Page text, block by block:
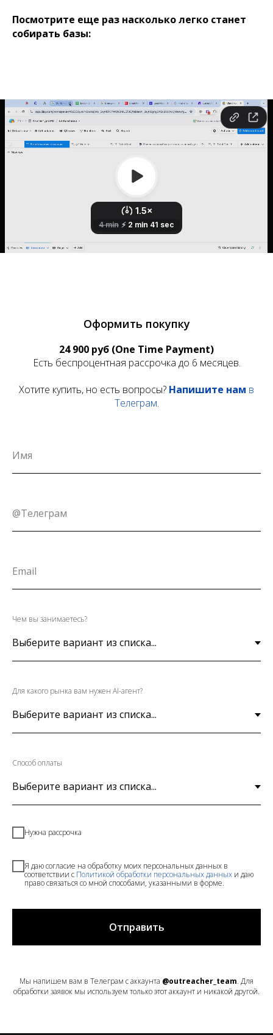
Посмотрите еще раз насколько легко станет
собирать базы:
Оформить покупку
24 900 руб (One Time Payment)
Есть беспроцентная рассрочка до 6 месяцев.
Хотите купить, но есть вопросы? Напишите нам в
Телеграм.
Чем вы занимаетесь?
Для какого рынка вам нужен AI-агент?
Способ оплаты
Нужна рассрочка
Я даю согласие на обработку моих персональных данных в
соответствии с Политикой обработки персональных данных и даю
право связаться со мной способами, указанными в форме.
Отправить
Мы напишем вам в Телеграм с аккаунта @outreacher_team. Для
обработки заявок мы используем только этот аккаунт и никакой другой.